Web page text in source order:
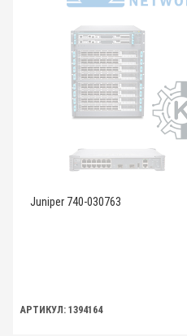
Juniper 740-030763
АРТИКУЛ: 1394164